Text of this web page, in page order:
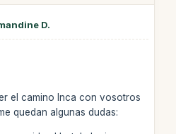
D.
el camino Inca con vosotros
quedan algunas dudas: